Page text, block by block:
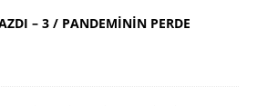
– 3 / PANDEMİNİN PERDE